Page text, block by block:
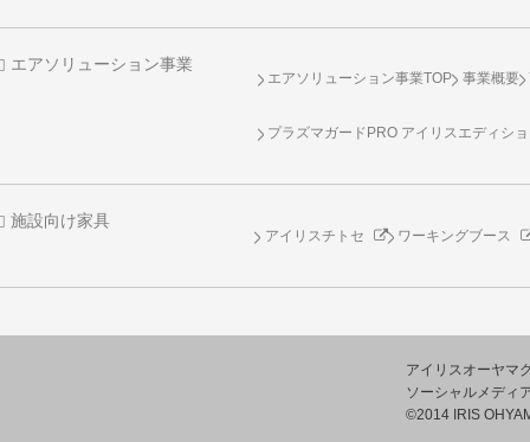
エアソリューション事業
エアソリューション事業TOP 事業概要
プラズマガードPRO アイリスエディシ
施設向け家具
アイリスチトセ ワーキングブース
アイリスオーヤマ
ソーシャルメディ
©2014 IRIS